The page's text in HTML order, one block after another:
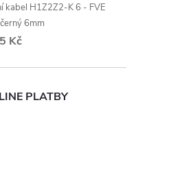
kabel H1Z2Z2-K 6 - FVE
6mm
Kč
PLATBY